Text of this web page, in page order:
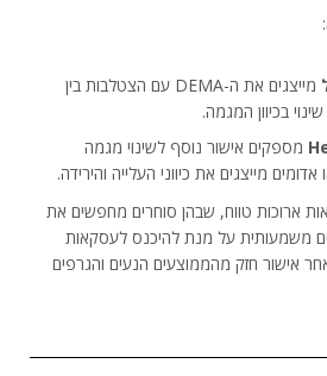
מייצגים את ה-DEMA עם הצטלבות בין
בכיוון המגמה.
מספקים אישור נוסף לשינוי מגמה
מייצגים את כיווני העלייה והירידה.
ארוכות טווח, שבהן סוחרים מחפשים את
משמעותית על מנת להיכנס לעסקאות
אישור חזק מהממוצעים הנעים והגרפים